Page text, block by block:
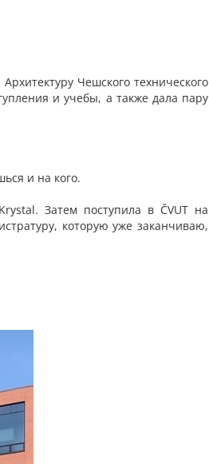
Чешского технического
и учебы, а также дала пару
и на кого.
Затем поступила в ČVUT на
которую уже заканчиваю,